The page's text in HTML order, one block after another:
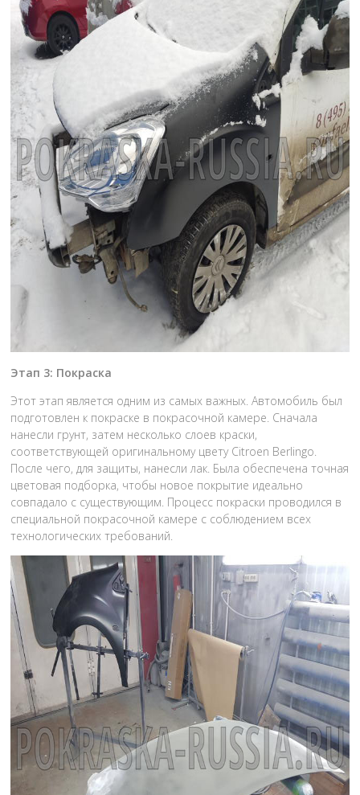
Этап 3: Покраска
Этот этап является одним из самых важных. Автомобиль был
подготовлен к покраске в покрасочной камере. Сначала
нанесли грунт, затем несколько слоев краски,
соответствующей оригинальному цвету Citroen Berlingo.
После чего, для защиты, нанесли лак. Была обеспечена точная
цветовая подборка, чтобы новое покрытие идеально
совпадало с существующим. Процесс покраски проводился в
специальной покрасочной камере с соблюдением всех
технологических требований.